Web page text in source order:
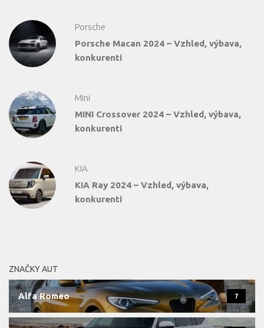
Porsche
Porsche Macan 2024 – Vzhled, výbava,
konkurenti
Mini
MINI Crossover 2024 – Vzhled, výbava,
konkurenti
KIA
KIA Ray 2024 – Vzhled, výbava,
konkurenti
ZNAČKY AUT
Alfa Romeo 7